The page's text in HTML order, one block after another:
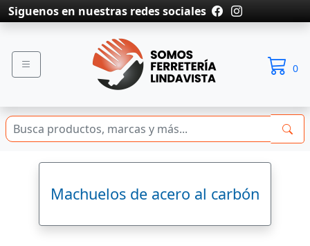
Siguenos en nuestras redes sociales
0
Machuelos de acero al carbón